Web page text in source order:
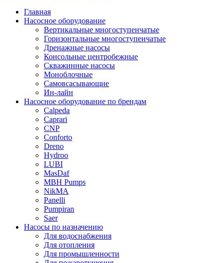
Главная
Насосное оборудование
Вертикальные многоступенчатые
Горизонтальные многоступенчатые
Дренажные насосы
Консольные центробежные
Скважинные насосы
Моноблочные
Самовсасывающие
Ин-лайн
Насосное оборудование по брендам
Calpeda
Caprari
CNP
Conforto
Dreno
Hydroo
LUBI
MasDaf
MBH Pumps
NikMA
Panelli
Pumpiran
Saer
Насосы по назначению
Для водоснабжения
Для отопления
Для промышленности